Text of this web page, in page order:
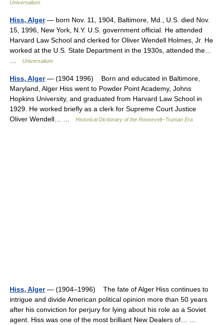
Universalium
Hiss, Alger— born Nov. 11, 1904, Baltimore, Md., U.S. died Nov.
15, 1996, New York, N.Y. U.S. government official. He attended
Harvard Law School and clerked for Oliver Wendell Holmes, Jr. He
worked at the U.S. State Department in the 1930s, attended the…
Universalium
Hiss, Alger— (1904 1996) Born and educated in Baltimore,
Maryland, Alger Hiss went to Powder Point Academy, Johns
Hopkins University, and graduated from Harvard Law School in
1929. He worked briefly as a clerk for Supreme Court Justice
Oliver Wendell… …
Historical Dictionary of the Roosevelt–Truman Era
Hiss, Alger— (1904–1996) The fate of Alger Hiss continues to
intrigue and divide American political opinion more than 50 years
after his conviction for perjury for lying about his role as a Soviet
agent. Hiss was one of the most brilliant New Dealers of… …